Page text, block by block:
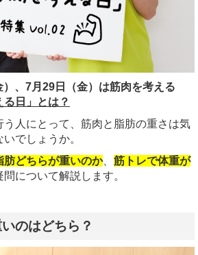
）、7月29日（金）は筋肉を考える
る日」とは？
人にとって、筋肉と脂肪の重さは気
でしょうか。
肪どちらが重いのか、 筋トレで体重が
について解説します。
のはどちら？